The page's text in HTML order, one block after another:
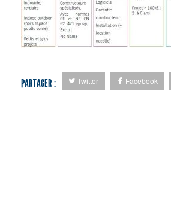
PARTAGER : Twitter Facebook